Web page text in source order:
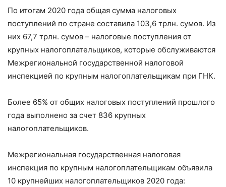
По итогам 2020 года общая сумма налоговых
поступлений по стране составила 103,6 трлн. сумов. Из
них 67,7 трлн. сумов – налоговые поступления от
крупных налогоплательщиков, которые обслуживаются
Межрегиональной государственной налоговой
инспекцией по крупным налогоплательщикам при ГНК.
Более 65% от общих налоговых поступлений прошлого
года выполнено за счет 836 крупных
налогоплательщиков.
Межрегиональная государственная налоговая
инспекция по крупным налогоплательщикам объявила
10 крупнейших налогоплательщиков 2020 года: